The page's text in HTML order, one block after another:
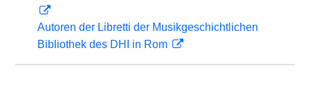
Autoren der Libretti der Musikgeschichtlichen
Bibliothek des DHI in Rom